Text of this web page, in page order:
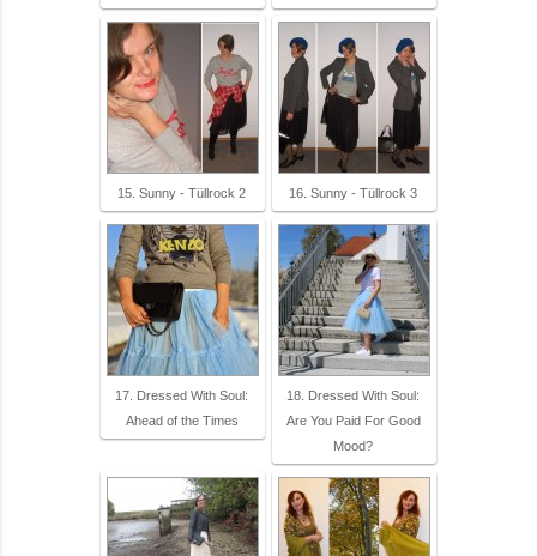
15. Sunny - Tüllrock 2 16. Sunny - Tüllrock 3
17. Dressed With Soul:
Ahead of the Times
18. Dressed With Soul:
Are You Paid For Good
Mood?